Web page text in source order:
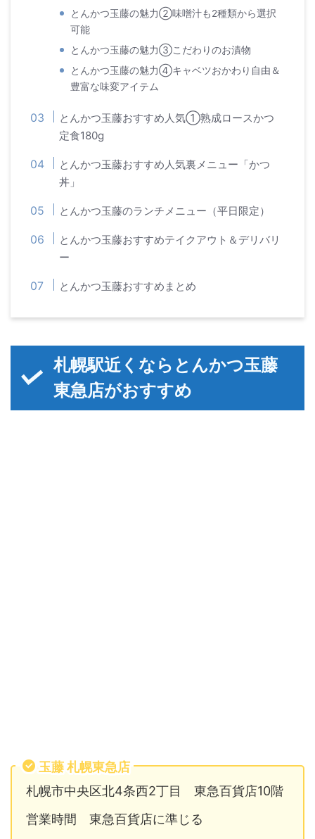
とんかつ玉藤の魅力②味噌汁も2種類から選択
可能
とんかつ玉藤の魅力③こだわりのお漬物
とんかつ玉藤の魅力④キャベツおかわり自由＆
豊富な味変アイテム
とんかつ玉藤おすすめ人気①熟成ロースかつ
定食180g
とんかつ玉藤おすすめ人気裏メニュー「かつ
丼」
とんかつ玉藤のランチメニュー（平日限定）
とんかつ玉藤おすすめテイクアウト＆デリバリ
ー
とんかつ玉藤おすすめまとめ
札幌駅近くならとんかつ玉藤
東急店がおすすめ
玉藤 札幌東急店
札幌市中央区北4条西2丁目 東急百貨店10階
営業時間 東急百貨店に準じる